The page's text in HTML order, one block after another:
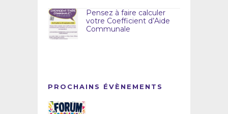
Pensez à faire calculer
votre Coefficient d’Aide
Communale
PROCHAINS ÉVÈNEMENTS